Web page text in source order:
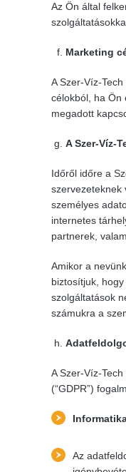
Az Ön által
Marketing
A Szer-Víz-
célokból, ha Ön
megadott
ASzer-Víz-
Időről időre a
szervezeteknek
személyes
internetes
partnerek,
Amikor a
biztosítjuk,
szolgáltatások
számukra a
A Szer-Víz-
(“GDPR”)
Az